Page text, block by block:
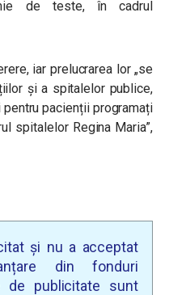
de teste, în cadrul
iar prelucrarea lor „se
și a spitalelor publice,
pacienții programați
spitalelor Regina Maria”,
și nu a acceptat
din fonduri
de publicitate sunt